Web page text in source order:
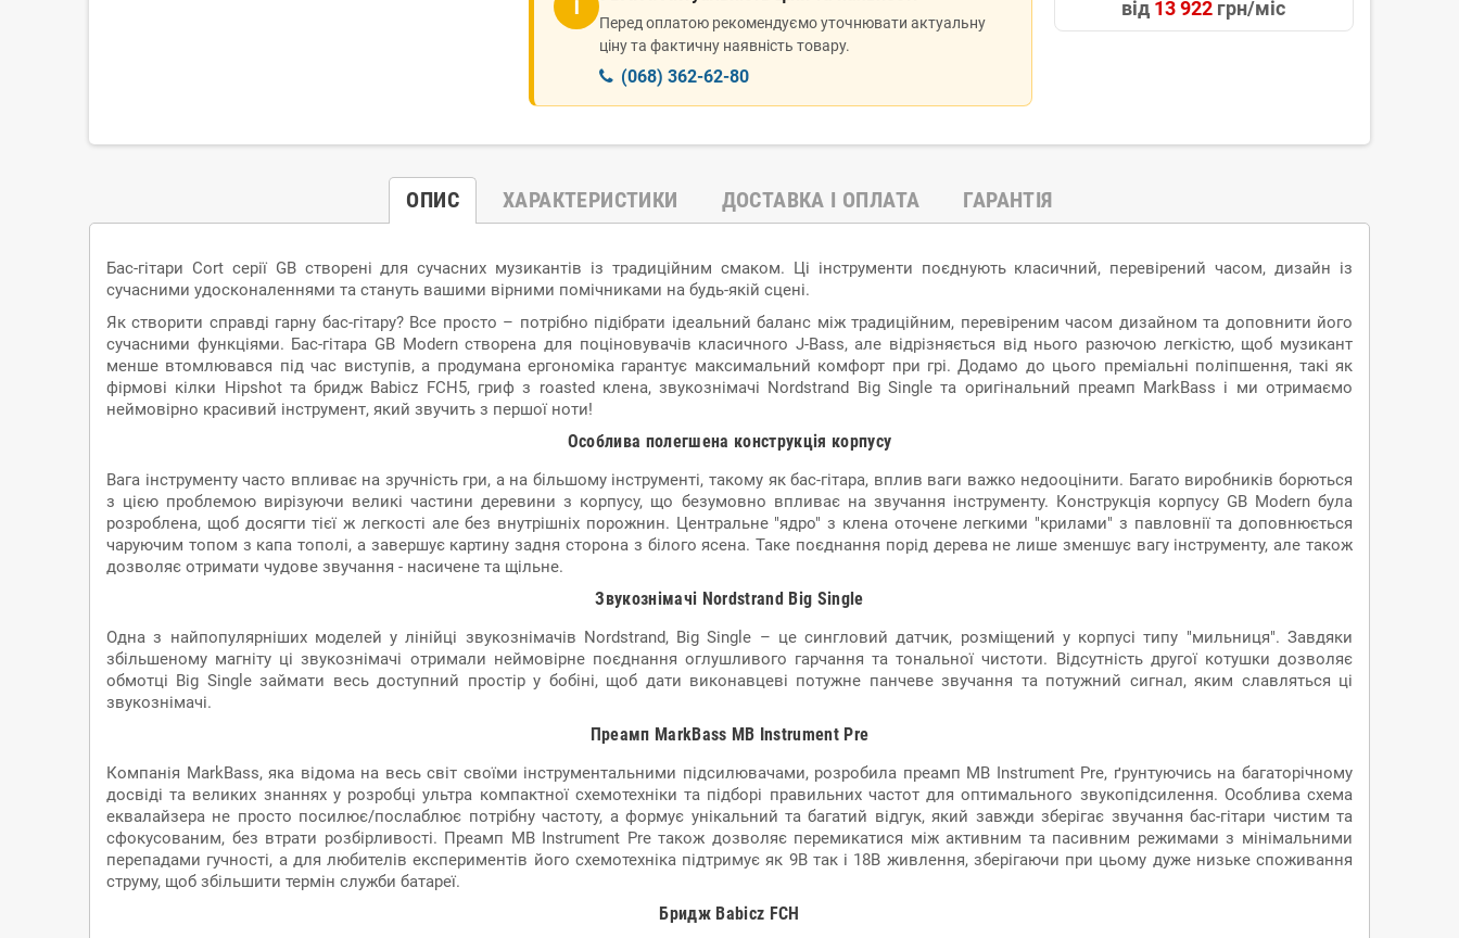
ℹ
Перед оплатою рекомендуємо уточнювати актуальну
ціну та фактичну наявність товару.
(068) 362-62-80
від 13 922 грн/міс
ОПИС ХАРАКТЕРИСТИКИ ДОСТАВКА І ОПЛАТА ГАРАНТІЯ
Бас-гітари Cort серії GB створені для сучасних музикантів із традиційним смаком. Ці інструменти поєднують класичний, перевірений часом, дизайн із
сучасними удосконаленнями та стануть вашими вірними помічниками на будь-якій сцені.
Як створити справді гарну бас-гітару? Все просто – потрібно підібрати ідеальний баланс між традиційним, перевіреним часом дизайном та доповнити його
сучасними функціями. Бас-гітара GB Modern створена для поціновувачів класичного J-Bass, але відрізняється від нього разючою легкістю, щоб музикант
менше втомлювався під час виступів, а продумана ергономіка гарантує максимальний комфорт при грі. Додамо до цього преміальні поліпшення, такі як
фірмові кілки Hipshot та бридж Babicz FCH5, гриф з roasted клена, звукознімачі Nordstrand Big Single та оригінальний преамп MarkBass і ми отримаємо
неймовірно красивий інструмент, який звучить з першої ноти!
Особлива полегшена конструкція корпусу
Вага інструменту часто впливає на зручність гри, а на більшому інструменті, такому як бас-гітара, вплив ваги важко недооцінити. Багато виробників борються
з цією проблемою вирізуючи великі частини деревини з корпусу, що безумовно впливає на звучання інструменту. Конструкція корпусу GB Modern була
розроблена, щоб досягти тієї ж легкості але без внутрішніх порожнин. Центральне "ядро" з клена оточене легкими "крилами" з павловнії та доповнюється
чаруючим топом з капа тополі, а завершує картину задня сторона з білого ясена. Таке поєднання порід дерева не лише зменшує вагу інструменту, але також
дозволяє отримати чудове звучання - насичене та щільне.
Звукознімачі Nordstrand Big Single
Одна з найпопулярніших моделей у лінійці звукознімачів Nordstrand, Big Single – це сингловий датчик, розміщений у корпусі типу "мильниця". Завдяки
збільшеному магніту ці звукознімачі отримали неймовірне поєднання оглушливого гарчання та тональної чистоти. Відсутність другої котушки дозволяє
обмотці Big Single займати весь доступний простір у бобіні, щоб дати виконавцеві потужне панчеве звучання та потужний сигнал, яким славляться ці
звукознімачі.
Преамп MarkBass MB Instrument Pre
Компанія MarkBass, яка відома на весь світ своїми інструментальними підсилювачами, розробила преамп MB Instrument Pre, ґрунтуючись на багаторічному
досвіді та великих знаннях у розробці ультра компактної схемотехніки та підборі правильних частот для оптимального звукопідсилення. Особлива схема
еквалайзера не просто посилює/послаблює потрібну частоту, а формує унікальний та багатий відгук, який завжди зберігає звучання бас-гітари чистим та
сфокусованим, без втрати розбірливості. Преамп MB Instrument Pre також дозволяє перемикатися між активним та пасивним режимами з мінімальними
перепадами гучності, а для любителів експериментів його схемотехніка підтримує як 9В так і 18В живлення, зберігаючи при цьому дуже низьке споживання
струму, щоб збільшити термін служби батареї.
Бридж Babicz FCH